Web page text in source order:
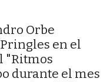
Orbe
en el
"Ritmos
durante el mes